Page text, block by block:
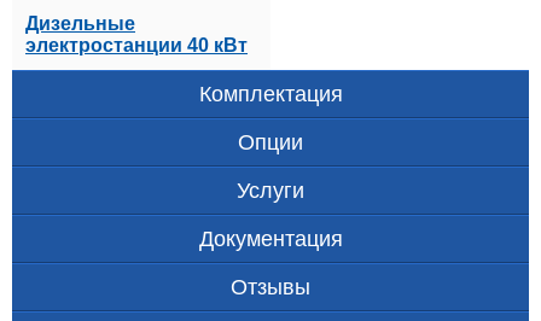
Дизельные
электростанции 40 кВт
Комплектация
Опции
Услуги
Документация
Отзывы